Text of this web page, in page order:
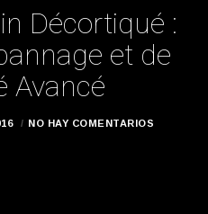
Décortiqué :
et de
Avancé
NO HAY COMENTARIOS